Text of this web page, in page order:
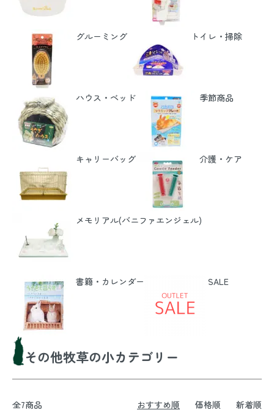
グルーミング トイレ・掃除
ハウス・ベッド 季節商品
キャリーバッグ 介護・ケア
メモリアル(バニファエンジェル)
書籍・カレンダー SALE
その他牧草の小カテゴリー
全7商品 おすすめ順 価格順 新着順